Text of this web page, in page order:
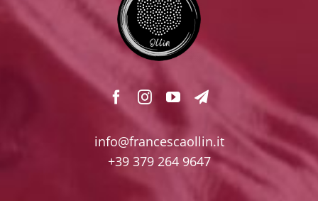
info@francescaollin.it
+39 379 264 9647